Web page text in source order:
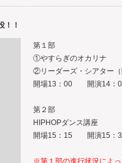
！！
第１部
①やすらぎのオカリナ
②リーダーズ・シアター（
開場13：00 開演14：
第２部
HIPHOPダンス講座
開場15：15 開演15：